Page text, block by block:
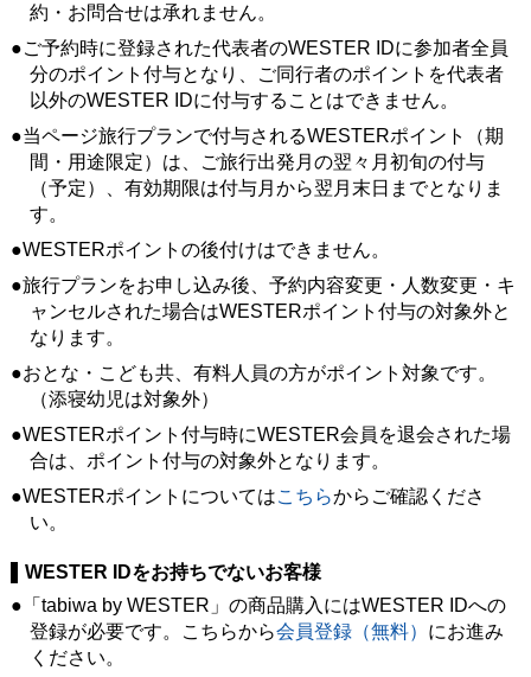
約・お問合せは承れません。
ご予約時に登録された代表者のWESTER IDに参加者全員
分のポイント付与となり、ご同行者のポイントを代表者
以外のWESTER IDに付与することはできません。
当ページ旅行プランで付与されるWESTERポイント（期
間・用途限定）は、ご旅行出発月の翌々月初旬の付与
（予定）、有効期限は付与月から翌月末日までとなりま
す。
WESTERポイントの後付けはできません。
旅行プランをお申し込み後、予約内容変更・人数変更・キ
ャンセルされた場合はWESTERポイント付与の対象外と
なります。
おとな・こども共、有料人員の方がポイント対象です。
（添寝幼児は対象外）
WESTERポイント付与時にWESTER会員を退会された場
合は、ポイント付与の対象外となります。
WESTERポイントについてはこちらからご確認くださ
い。
WESTER IDをお持ちでないお客様
「tabiwa by WESTER」の商品購入にはWESTER IDへの
登録が必要です。こちらから会員登録（無料） にお進み
ください。